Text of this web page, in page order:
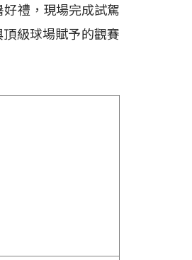
禮，現場完成試駕
級球場賦予的觀賽